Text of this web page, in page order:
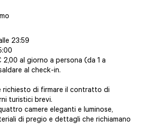
23:59
2,00 al giorno a persona (da 1 a
al check-in.
richiesto di firmare il contratto di
turistici brevi.
camere eleganti e luminose,
di pregio e dettagli che richiamano